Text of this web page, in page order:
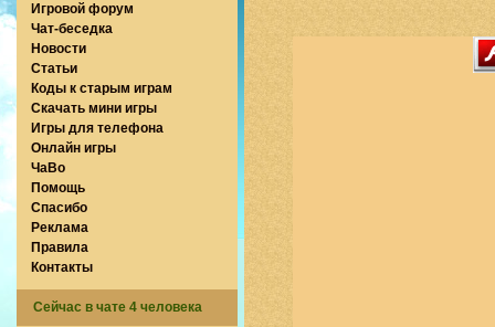
Игровой форум
Чат-беседка
Новости
Статьи
Коды к старым играм
Скачать мини игры
Игры для телефона
Онлайн игры
ЧаВо
Помощь
Спасибо
Реклама
Правила
Контакты
Сейчас в чате 4 человека